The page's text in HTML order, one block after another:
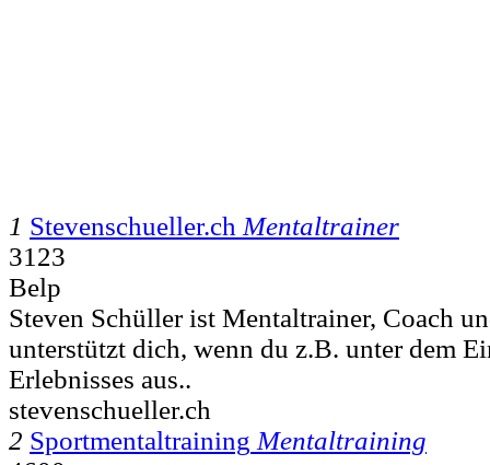
1 Stevenschueller.ch Mentaltrainer
3123
Belp
Steven Schüller ist Mentaltrainer, Coach
unterstützt dich, wenn du z.B. unter dem
Erlebnisses aus..
stevenschueller.ch
2 Sportmentaltraining Mentaltraining